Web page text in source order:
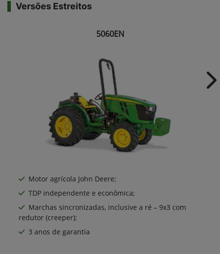
Versões Estreitos
5060EN
Motor agrícola John Deere;
TDP independente e econômica;
Marchas sincronizadas, inclusive a ré – 9x3 com
redutor (creeper);
3 anos de garantia